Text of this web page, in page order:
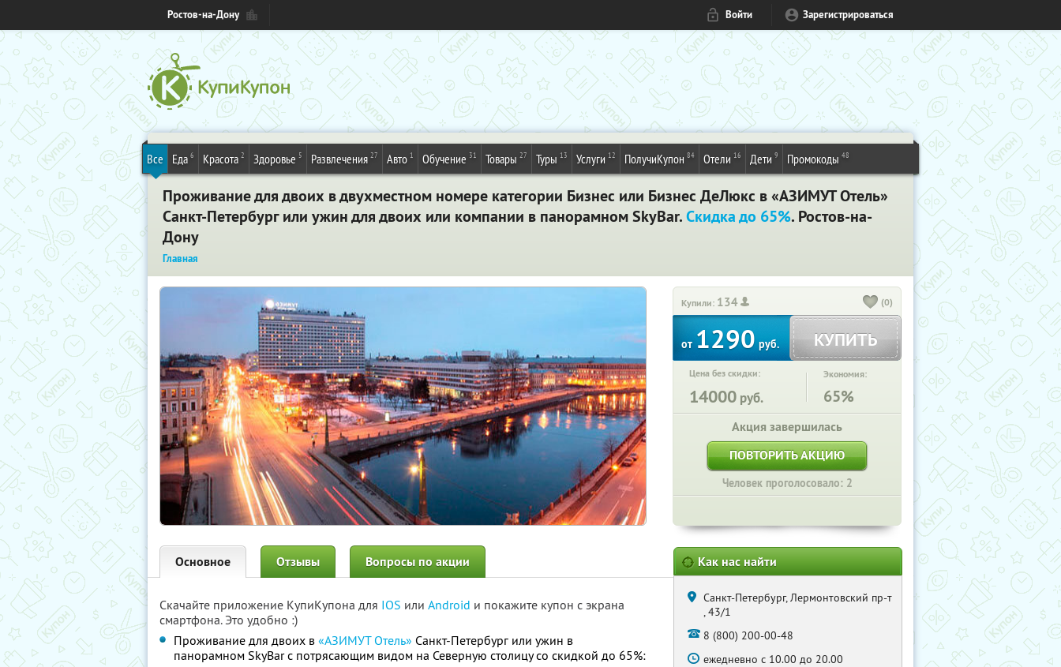
Ростов-на-Дону Войти Зарегистрироваться
Все Еда 6 Красота 2 Здоровье 5 Развлечения 27 Авто 1 Обучение 31 Товары 27 Туры 13 Услуги 12 ПолучиКупон 84 Отели 16 Дети 9 Промокоды 48
Проживание для двоих в двухместном номере категории Бизнес или Бизнес ДеЛюкс в «АЗИМУТ Отель»
Санкт-Петербург или ужин для двоих или компании в панорамном SkyBаr.Скидка до 65%. Ростов-на-
Дону
Главная
Купили: 134 (0)
от 1290 руб. КУПИТЬ
Цена без скидки:
14000 руб.
Экономия:
65%
Акция завершилась
ПОВТОРИТЬ АКЦИЮ
Человек проголосовало: 2
Основное Отзывы Вопросы по акции
Скачайте приложение КупиКупона для IOS или Android и покажите купон с экрана
смартфона. Это удобно :)
Проживание для двоих в «АЗИМУТ Отель» Санкт-Петербург или ужин в
панорамном SkyBаr с потрясающим видом на Северную столицу со скидкой до 65%:
Как нас найти
Санкт-Петербург, Лермонтовский пр-т
, 43/1
8 (800) 200-00-48
ежедневно с 10.00 до 20.00